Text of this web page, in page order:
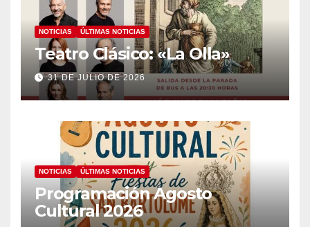
NOTICIAS ÚLTIMAS NOTICIAS
Teatro Clásico: «La Olla»
31 DE JULIO DE 2026
NOTICIAS ÚLTIMAS NOTICIAS
Programación Agosto
Cultural 2026